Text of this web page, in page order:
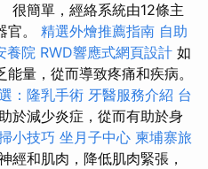
很簡單，經絡系統由12條主
官。 精選外燴推薦指南 自助
養院 RWD響應式網頁設計 如
量，從而導致疼痛和疾病。
：隆乳手術 牙醫服務介紹 台
於減少炎症，從而有助於身
小技巧 坐月子中心 柬埔寨旅
經和肌肉，降低肌肉緊張，